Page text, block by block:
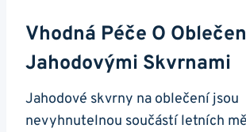
Vhodná Péče O
Jahodovými Skvrnami
Jahodové skvrny na oblečení jsou
nevyhnutelnou ⁤součástí letních